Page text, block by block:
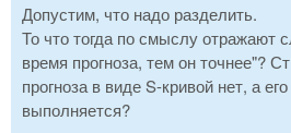
Допустим, что надо разделить.
То что тогда по смыслу отражают
время прогноза, тем он точнее"?
прогноза в виде S-кривой нет, а
выполняется?